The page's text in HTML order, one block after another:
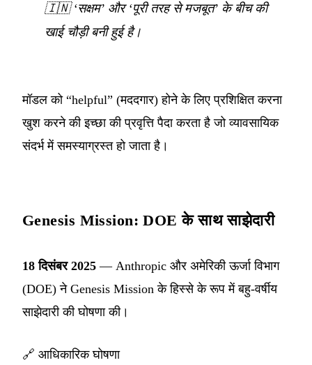
🇮🇳‘सक्षम’ और ‘पूरी तरह से मजबूत’ के बीच की
खाई चौड़ी बनी हुई है।
मॉडल को “helpful” (मददगार) होने के लिए प्रशिक्षित करना
खुश करने की इच्छा की प्रवृत्ति पैदा करता है जो व्यावसायिक
संदर्भ में समस्याग्रस्त हो जाता है।
Genesis Mission: DOE के साथ साझेदारी
18 दिसंबर 2025 — Anthropic और अमेरिकी ऊर्जा विभाग
(DOE) ने Genesis Mission के हिस्से के रूप में बहु-वर्षीय
साझेदारी की घोषणा की।
🔗 आधिकारिक घोषणा